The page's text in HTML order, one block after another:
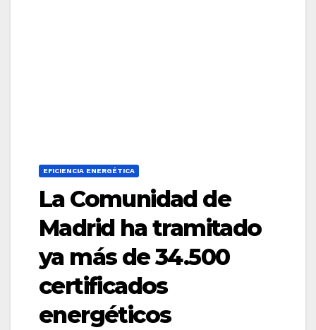
EFICIENCIA ENERGÉTICA
La Comunidad de
Madrid ha tramitado
ya más de 34.500
certificados
energéticos